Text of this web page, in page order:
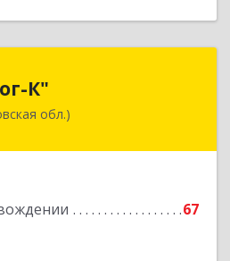
К"
обл.)
67
обл, Красноармейск г,